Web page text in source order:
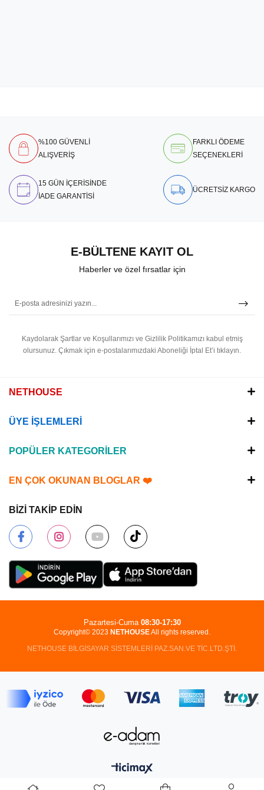
%100 GÜVENLİ
ALIŞVERİŞ
FARKLI ÖDEME
SEÇENEKLERİ
15 GÜN İÇERİSİNDE
İADE GARANTİSİ
ÜCRETSİZ KARGO
E-BÜLTENE KAYIT OL
Haberler ve özel fırsatlar için
Kaydolarak Şartlar ve Koşullarımızı ve Gizlilik Politikamızı kabul etmiş
olursunuz. Çıkmak için e-postalarımızdaki Aboneliği İptal Et’i tıklayın.
NETHOUSE
ÜYE İŞLEMLERİ
POPÜLER KATEGORİLER
EN ÇOK OKUNAN BLOGLAR ❤️
BİZİ TAKİP EDİN
Copyright© 2023 NETHOUSEAll rights reserved.
NETHOUSE BİLGİSAYAR SİSTEMLERİ PAZ.SAN.VE TİC.LTD.ŞTİ.
Pazartesi-Cuma 08:30-17:30